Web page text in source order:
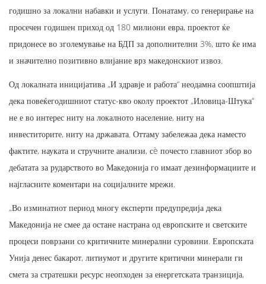
годишно за локални набавки и услуги. Понатаму, со генерирање на
просечен годишен приход од 180 милиони евра, проектот ќе
придонесе во зголемување на БДП за дополнителни 3%, што ќе има
и значително позитивно влијание врз македонскиот извоз.
Од локалната иницијатива „И здравје и работа“ неодамна соопштија
дека повеќегодишниот статус-кво околу проектот „Иловица-Штука“
не е во интерес ниту на локалното население, ниту на
инвеститорите, ниту на државата. Оттаму забележаа дека наместо
фактите, науката и стручните анализи, сè почесто главниот збор во
дебатата за рударството во Македонија го имаат дезинформациите и
најгласните коментари на социјалните мрежи.
„Во изминатиот период многу експерти предупредија дека
Македонија не смее да остане настрана од европските и светските
процеси поврзани со критичните минерални суровини. Европската
Унија денес бакарот, литиумот и другите критични минерали ги
смета за стратешки ресурс неопходен за енергетската транзиција,